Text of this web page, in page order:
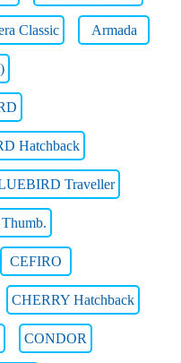
Classic Armada
Hatchback
Traveller
CEFIRO
CHERRY Hatchback
CONDOR